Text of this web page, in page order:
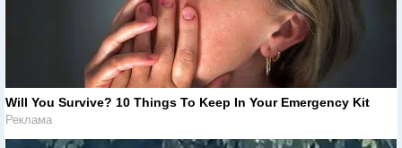
Will You Survive? 10 Things To Keep In Your Emergency Kit
Реклама